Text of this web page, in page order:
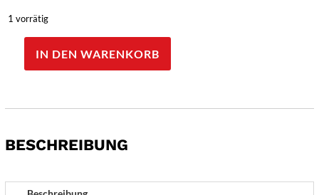
1 vorrätig
Ortlieb
PS21R
59
signalrot
IN DEN WARENKORB
BESCHREIBUNG